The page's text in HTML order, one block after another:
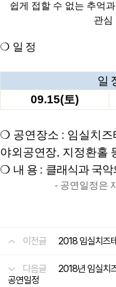
쉽게 접할 수 없는 추억
관심
❍ 일 정
일
09.15(토)
❍ 공연장소 : 임실치즈
야외공연장, 지정환홀
❍ 내 용 : 클래식과 국
- 공연일정은
이전글 2018 임실치즈
다음글
2018년 임실치
공연일정